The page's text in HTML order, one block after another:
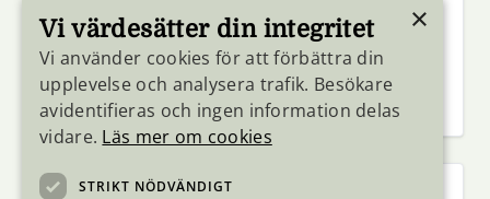
Höör
Kävlinge
Lomma
Lund
Svedala
Trelleborg
Vellinge
×
Vi värdesätter din integritet
Vi använder cookies för att förbättra din
upplevelse och analysera trafik. Besökare
avidentifieras och ingen information delas
vidare. Läs mer om cookies
STRIKT NÖDVÄNDIGT